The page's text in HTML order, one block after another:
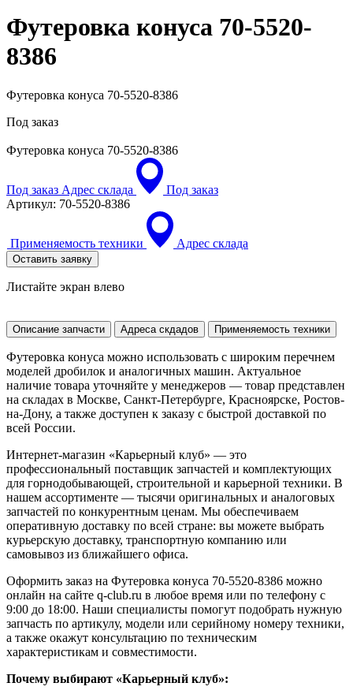
Футеровка конуса 70-5520-
8386
Футеровка конуса 70-5520-8386
Под заказ
Футеровка конуса 70-5520-8386
Под заказ Адрес склада
Под заказ
Артикул: 70-5520-8386
Применяемость техники Адрес склада
Оставить заявку
Листайте экран влево
Описание запчасти Адреса скдадов Применяемость техники
Футеровка конуса можно использовать с широким перечнем
моделей дробилок и аналогичных машин. Актуальное
наличие товара уточняйте у менеджеров — товар представлен
на складах в Москве, Санкт-Петербурге, Красноярске, Ростов-
на-Дону, а также доступен к заказу с быстрой доставкой по
всей России.
Интернет-магазин «Карьерный клуб» — это
профессиональный поставщик запчастей и комплектующих
для горнодобывающей, строительной и карьерной техники. В
нашем ассортименте — тысячи оригинальных и аналоговых
запчастей по конкурентным ценам. Мы обеспечиваем
оперативную доставку по всей стране: вы можете выбрать
курьерскую доставку, транспортную компанию или
самовывоз из ближайшего офиса.
Оформить заказ на Футеровка конуса 70-5520-8386 можно
онлайн на сайте q-club.ru в любое время или по телефону с
9:00 до 18:00. Наши специалисты помогут подобрать нужную
запчасть по артикулу, модели или серийному номеру техники,
а также окажут консультацию по техническим
характеристикам и совместимости.
Почему выбирают «Карьерный клуб»: